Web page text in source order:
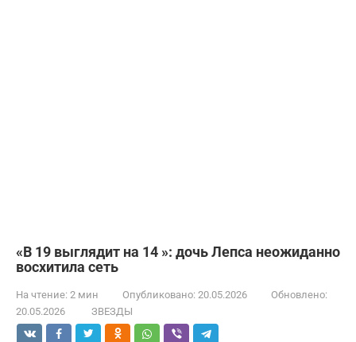
«В 19 выглядит на 14 »: дочь Лепса неожиданно
восхитила сеть
На чтение: 2 мин Опубликовано: 20.05.2026
Обновлено:
20.05.2026
ЗВЕЗДЫ